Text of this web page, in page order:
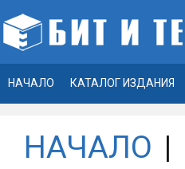
НАЧАЛО КАТАЛОГ ИЗДАНИЯ
НАЧАЛО |